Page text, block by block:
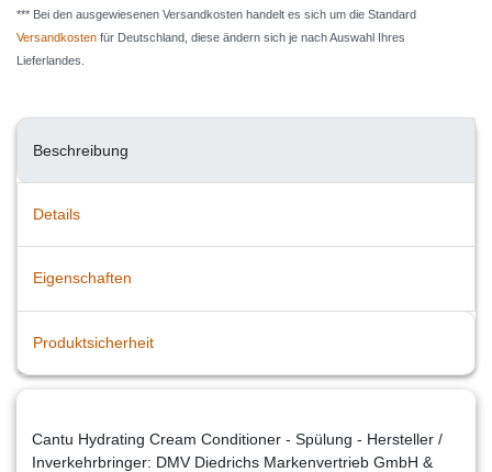
*** Bei den ausgewiesenen Versandkosten handelt es sich um die Standard
Versandkosten für Deutschland, diese ändern sich je nach Auswahl Ihres
Lieferlandes.
Beschreibung
Details
Eigenschaften
Produktsicherheit
Cantu Hydrating Cream Conditioner - Spülung - Hersteller /
Inverkehrbringer: DMV Diedrichs Markenvertrieb GmbH &